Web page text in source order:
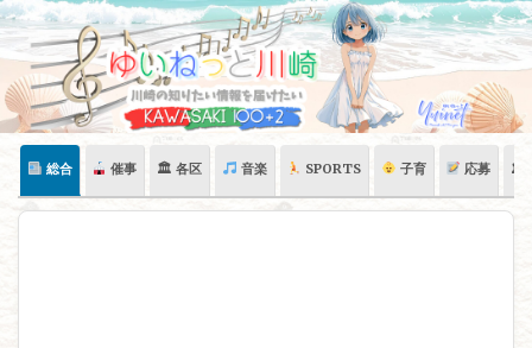
Skip
content
総合 催事 🏛 各区 音楽 SPORTS 子育 応募 🏛